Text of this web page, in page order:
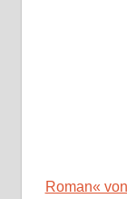
Roman«